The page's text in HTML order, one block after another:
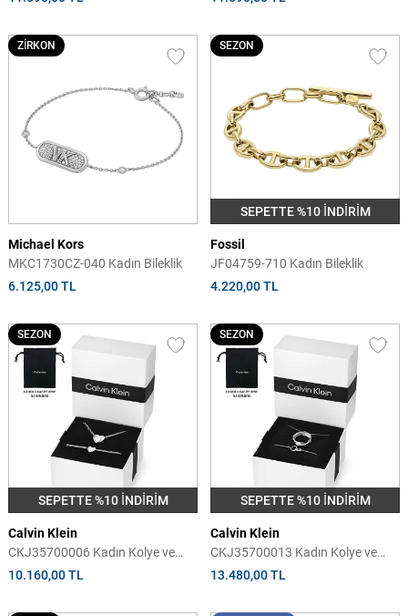
ZİRKON
Michael Kors
MKC1730CZ-040 Kadın Bileklik
6.125,00 TL
SEPETTE %10 İNDİRİM
SEZON
Fossil
JF04759-710 Kadın Bileklik
4.220,00 TL
SEPETTE %10 İNDİRİM
SEZON
Calvin Klein
CKJ35700006 Kadın Kolye ve
Bileklik Seti
10.160,00 TL
SEPETTE %10 İNDİRİM
SEZON
Calvin Klein
CKJ35700013 Kadın Kolye ve
Bileklik Seti
13.480,00 TL